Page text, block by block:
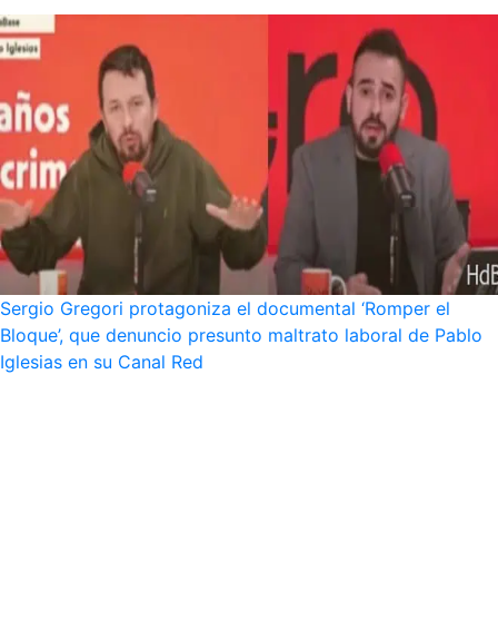
Sergio Gregori protagoniza el documental ‘Romper el
Bloque’, que denuncio presunto maltrato laboral de Pablo
Iglesias en su Canal Red